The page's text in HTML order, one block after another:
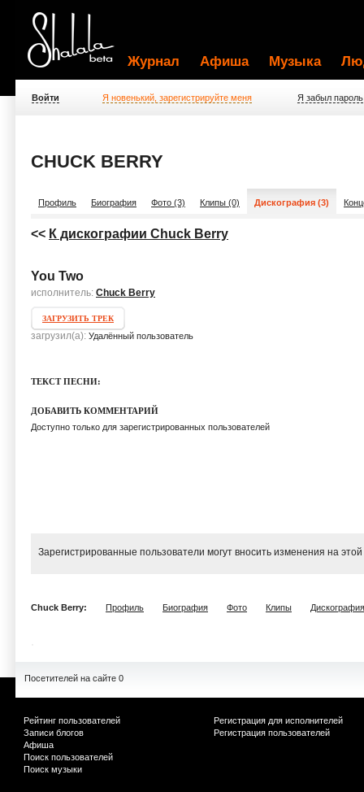
Журнал Афиша Музыка
Войти Я новенький, зарегистрируйте меня Я забыл пароль
CHUCK BERRY
Профиль Биография Фото (3) Клипы (0) Дискография (3)
<< К дискографии Chuck Berry
You Two
исполнитель: Chuck Berry
ЗАГРУЗИТЬ ТРЕК
загрузил(а): Удалённый пользователь
ТЕКСТ ПЕСНИ:
ДОБАВИТЬ КОММЕНТАРИЙ
Доступно только для зарегистрированных пользователей
Зарегистрированные пользователи могут вносить изменения на
Chuck Berry: Профиль Биография Фото Клипы Дискография
Посетителей на сайте 0
Рейтинг пользователей
Записи блогов
Афиша
Поиск пользователей
Поиск музыки
Регистрация для исполнителей
Регистрация пользователей